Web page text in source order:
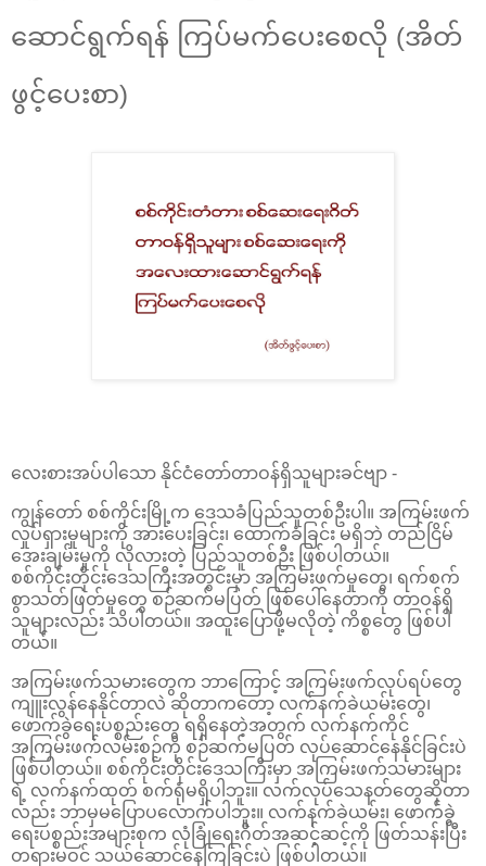
ဆောင်ရွက်ရန် ကြပ်မက်ပေးစေလို (အိတ်
ဖွင့်ပေးစာ)
လေးစားအပ်ပါသော နိုင်ငံတော်တာဝန်ရှိသူများခင်ဗျာ -
ကျွန်တော် စစ်ကိုင်းမြို့က ဒေသခံပြည်သူတစ်ဦးပါ။ အကြမ်းဖက်
လှုပ်ရှားမှုများကို အားပေးခြင်း၊ ထောက်ခံခြင်း မရှိဘဲ တည်ငြိမ်
အေးချမ်းမှုကို လိုလားတဲ့ ပြည်သူတစ်ဦး ဖြစ်ပါတယ်။
စစ်ကိုင်းတိုင်းဒေသကြီးအတွင်းမှာ အကြမ်းဖက်မှုတွေ၊ ရက်စက်
စွာသတ်ဖြတ်မှုတွေ စဉ်ဆက်မပြတ် ဖြစ်ပေါ်နေတာကို တာဝန်ရှိ
သူများလည်း သိပါတယ်။ အထူးပြောဖို့မလိုတဲ့ ကိစ္စတွေ ဖြစ်ပါ
တယ်။
အကြမ်းဖက်သမားတွေက ဘာကြောင့် အကြမ်းဖက်လုပ်ရပ်တွေ
ကျူးလွန်နေနိုင်တာလဲ ဆိုတာကတော့ လက်နက်ခဲယမ်းတွေ၊
ဖောက်ခွဲရေးပစ္စည်းတွေ ရရှိနေတဲ့အတွက် လက်နက်ကိုင်
အကြမ်းဖက်လမ်းစဉ်ကို စဉ်ဆက်မပြတ် လုပ်ဆောင်နေနိုင်ခြင်းပဲ
ဖြစ်ပါတယ်။ စစ်ကိုင်းတိုင်းဒေသကြီးမှာ အကြမ်းဖက်သမားများ
ရဲ့ လက်နက်ထုတ် စက်ရုံမရှိပါဘူး။ လက်လုပ်သေနတ်တွေဆိုတာ
လည်း ဘာမှမပြောပလောက်ပါဘူး။ လက်နက်ခဲယမ်း၊ ဖောက်ခွဲ
ရေးပစ္စည်းအများစုက လုံခြုံရေးဂိတ်အဆင့်ဆင့်ကို ဖြတ်သန်းပြီး
တရားမဝင် သယ်ဆောင်နေကြခြင်းပဲ ဖြစ်ပါတယ်။